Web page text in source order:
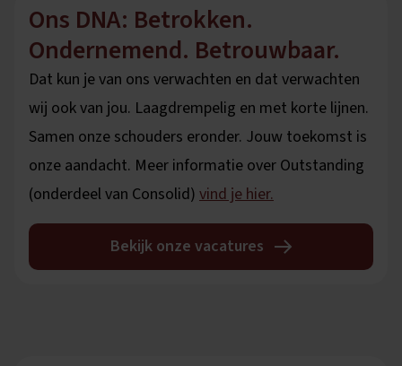
Ons DNA: Betrokken.
Ondernemend. Betrouwbaar.
Dat kun je van ons verwachten en dat verwachten
wij ook van jou. Laagdrempelig en met korte lijnen.
Samen onze schouders eronder. Jouw toekomst is
onze aandacht. Meer informatie over Outstanding
(onderdeel van Consolid) vind je hier.
Bekijk onze vacatures